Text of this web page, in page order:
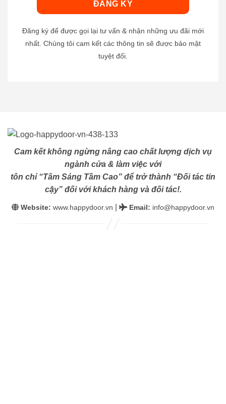
Đăng ký để được gọi lại tư vấn & nhận những ưu đãi mới
nhất. Chúng tôi cam kết các thông tin sẽ được bảo mật
tuyệt đối.
Cam kết không ngừng nâng cao chất lượng dịch vụ
ngành cửa & làm việc với
tôn chỉ “Tâm Sáng Tầm Cao” để trở thành “Đối tác tin
cậy” đối với khách hàng và đối tác!.
Website: www.happydoor.vn Email: info@happydoor.vn